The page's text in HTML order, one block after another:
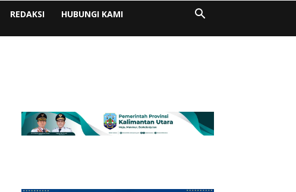
REDAKSI HUBUNGI KAMI